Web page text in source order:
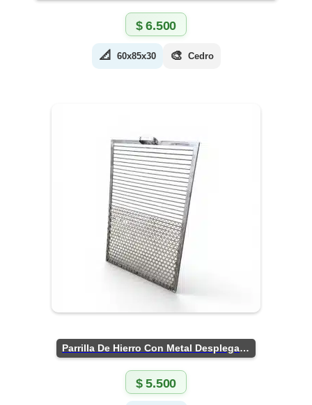
$6.500
📐 60x85x30 🎨 Cedro
Parrilla De Hierro Con Metal Desplegado
$5.500